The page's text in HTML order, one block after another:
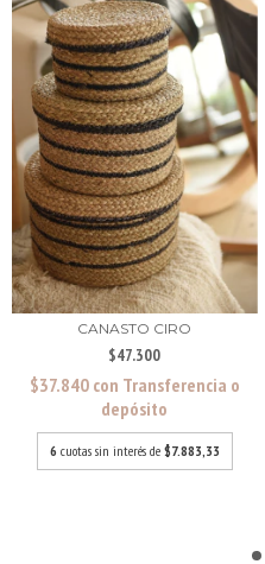
CANASTO CIRO
$47.300
$37.840 con Transferencia o
depósito
6 cuotas sin interés de $7.883,33